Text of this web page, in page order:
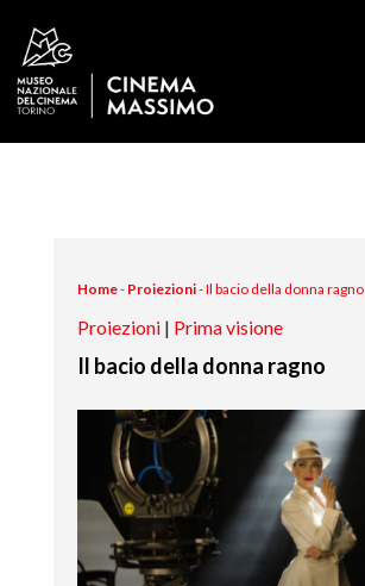
Home- Proiezioni-Il bacio della donna ragno
Proiezioni| Prima visione
Il bacio della donna ragno